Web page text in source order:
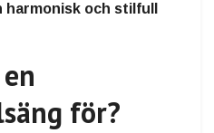
harmonisk och stilfull
för?